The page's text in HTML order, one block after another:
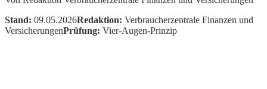
Stand: 09.05.2026Redaktion: Verbraucherzentrale Finanzen und
VersicherungenPrüfung: Vier-Augen-Prinzip